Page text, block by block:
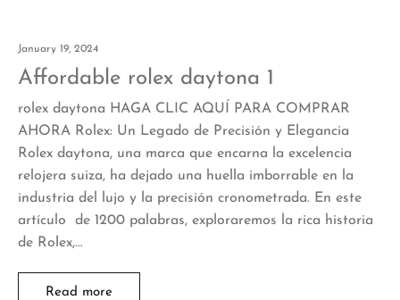
January 19, 2024
Affordable rolex daytona 1
rolex daytona HAGA CLIC AQUÍ PARA COMPRAR
AHORA Rolex: Un Legado de Precisión y Elegancia
Rolex daytona, una marca que encarna la excelencia
relojera suiza, ha dejado una huella imborrable en la
industria del lujo y la precisión cronometrada. En este
artículo de 1200 palabras, exploraremos la rica historia
de Rolex,…
Read more